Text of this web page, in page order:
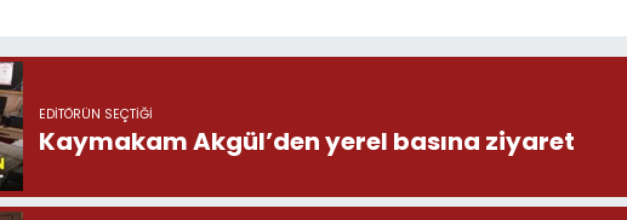
EDITÖRÜN SEÇTIĞI
Kaymakam Akgül’den yerel basına ziyaret